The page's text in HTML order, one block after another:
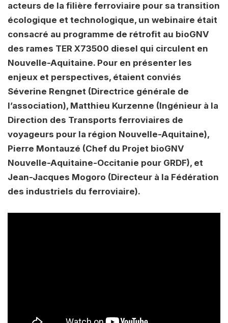
acteurs de la filière ferroviaire pour sa transition
écologique et technologique, un webinaire était
consacré au programme de rétrofit au bioGNV
des rames TER X73500 diesel qui circulent en
Nouvelle-Aquitaine. Pour en présenter les
enjeux et perspectives, étaient conviés
Séverine Rengnet (Directrice générale de
l’association), Matthieu Kurzenne (Ingénieur à la
Direction des Transports ferroviaires de
voyageurs pour la région Nouvelle-Aquitaine),
Pierre Montauzé (Chef du Projet bioGNV
Nouvelle-Aquitaine-Occitanie pour GRDF), et
Jean-Jacques Mogoro (Directeur à la Fédération
des industriels du ferroviaire).